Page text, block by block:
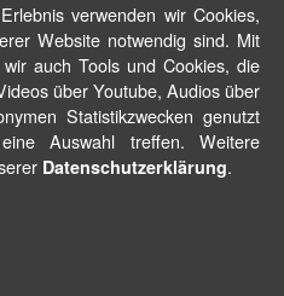
verwenden wir Cookies,
Website notwendig sind. Mit
auch Tools und Cookies, die
über Youtube, Audios über
Statistikzwecken genutzt
Auswahl treffen. Weitere
Datenschutzerklärung.